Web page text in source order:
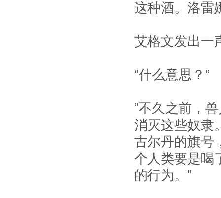
这种酒。洛雷
艾格文发出一
“什么意思？”
“不久之前，
消灭这些奴隶
古尔丹的旗号
个人类要是
的行为。”